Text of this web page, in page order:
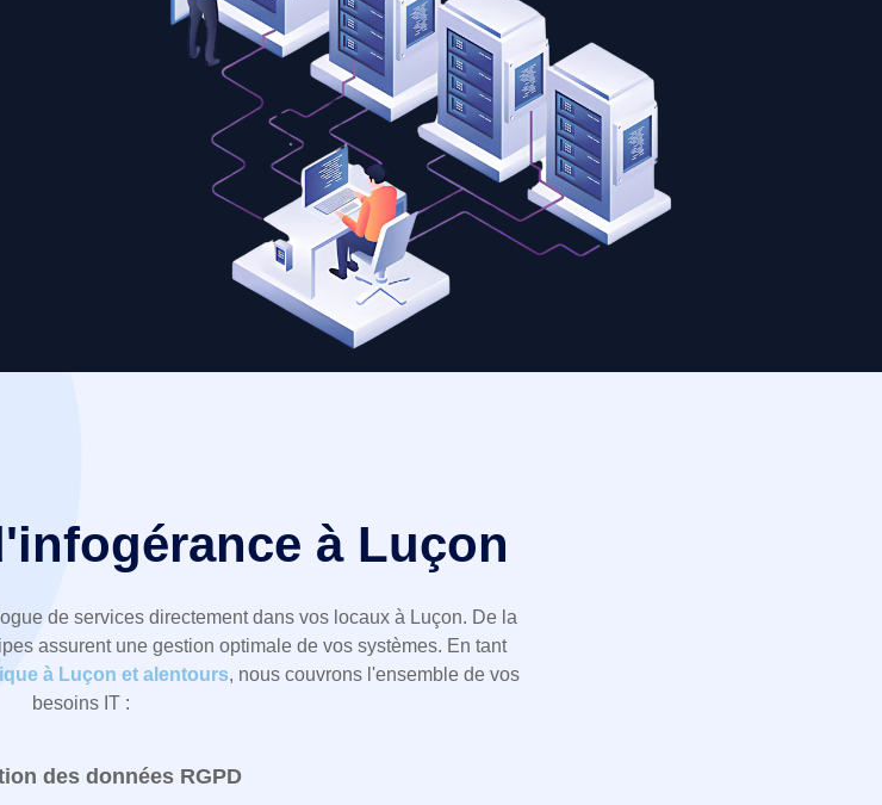
à Luçon
de services directement dans vos locaux à Luçon. De la
assurent une gestion optimale de vos systèmes. En tant
à Luçon et alentours, nous couvrons l'ensemble de vos
besoins IT :
des données RGPD